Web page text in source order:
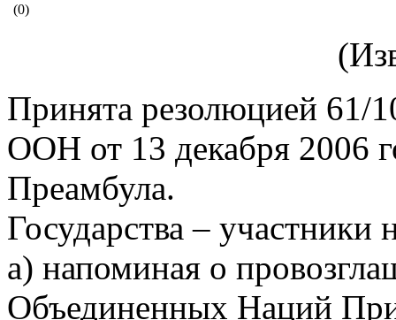
(0)
Принята резолюцией 61/
ООН от 13 декабря 2006
Преамбула.
Государства –
a) напоминая о
Объединенных Наций